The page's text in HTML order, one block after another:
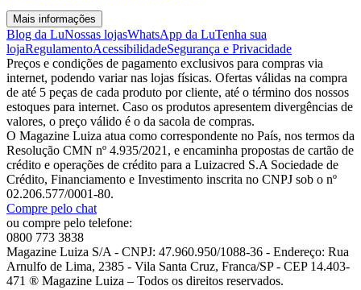
Mais informações
Blog da LuNossas lojasWhatsApp da LuTenha sua
lojaRegulamentoAcessibilidadeSegurança e Privacidade
Preços e condições de pagamento exclusivos para compras via
internet, podendo variar nas lojas físicas. Ofertas válidas na compra
de até 5 peças de cada produto por cliente, até o término dos nossos
estoques para internet. Caso os produtos apresentem divergências de
valores, o preço válido é o da sacola de compras.
O Magazine Luiza atua como correspondente no País, nos termos da
Resolução CMN nº 4.935/2021, e encaminha propostas de cartão de
crédito e operações de crédito para a Luizacred S.A Sociedade de
Crédito, Financiamento e Investimento inscrita no CNPJ sob o nº
02.206.577/0001-80.
Compre pelo chat
ou compre pelo telefone:
0800 773 3838
Magazine Luiza S/A - CNPJ: 47.960.950/1088-36 - Endereço: Rua
Arnulfo de Lima, 2385 - Vila Santa Cruz, Franca/SP - CEP 14.403-
471 ® Magazine Luiza – Todos os direitos reservados.